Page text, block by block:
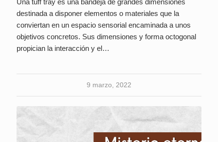
destinada a disponer elementos o materiales que la
conviertan en un espacio sensorial encaminada a unos
objetivos concretos. Sus dimensiones y forma octogonal
propician la interacción y el…
9 marzo, 2022